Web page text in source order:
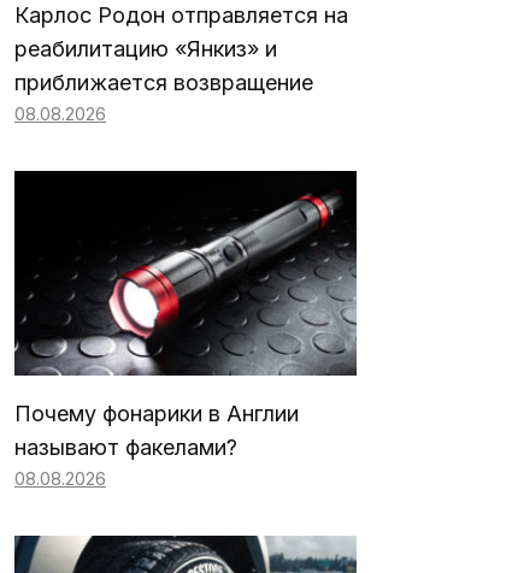
Карлос Родон отправляется на
реабилитацию «Янкиз» и
приближается возвращение
08.08.2026
Почему фонарики в Англии
называют факелами?
08.08.2026